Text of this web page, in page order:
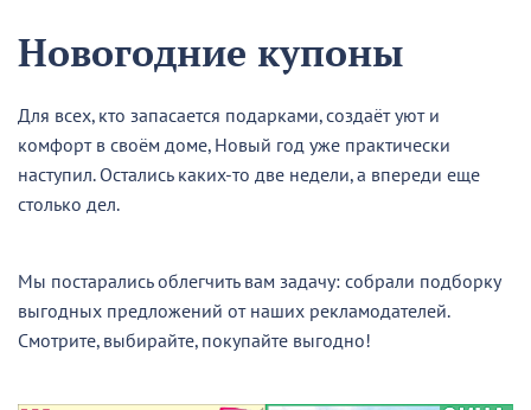
Новогодние купоны
Для всех, кто запасается подарками, создаёт уют и
комфорт в своём доме, Новый год уже практически
наступил. Остались каких-то две недели, а впереди еще
столько дел.
Мы постарались облегчить вам задачу: собрали подборку
выгодных предложений от наших рекламодателей.
Смотрите, выбирайте, покупайте выгодно!